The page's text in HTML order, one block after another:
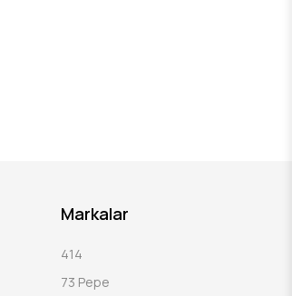
Markalar
414
73 Pepe